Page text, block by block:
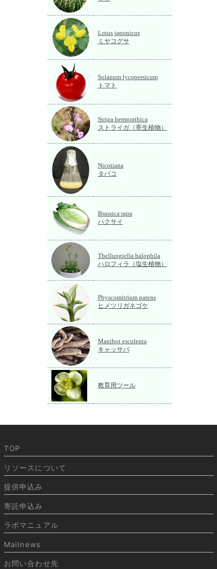
Lotus japonicus
ミヤコグサ
Solanum lycopersicum
トマト
Striga hermonthica
ストライガ（寄生植物）
Nicotiana
タバコ
Brassica rapa
ハクサイ
Thellungiella halophila
ハロフィラ（塩生植物）
Physcomitrium patens
ヒメツリガネゴケ
Manihot esculenta
キャッサバ
教育用ツール
TOP
リソースについて
提供申込み
寄託申込み
ラボマニュアル
Mailnews
お問い合わせ先